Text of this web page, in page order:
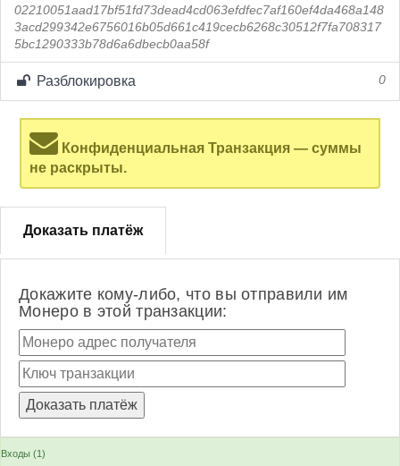
02210051aad17bf51fd73dead4cd063efdfec7af160ef4da468a148
3acd299342e6756016b05d661c419cecb6268c30512f7fa708317
5bc1290333b78d6a6dbecb0aa58f
Разблокировка 0
Конфиденциальная Транзакция — суммы
не раскрыты.
Доказать платёж
Докажите кому-либо, что вы отправили им
Монеро в этой транзакции:
Входы (1)